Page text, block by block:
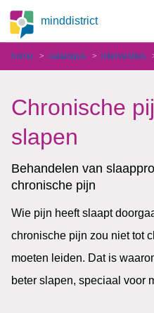
minddistrict
home catalogus interventies
Chronische
slapen
Behandelen van
chronische pijn
Wie pijn heeft slaapt
chronische pijn zou niet tot
moeten leiden. Dat is
beter slapen, speciaal voor